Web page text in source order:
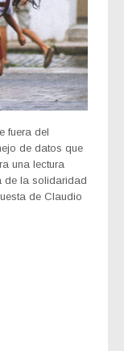
fuera del
de datos que
una lectura
de la solidaridad
de Claudio